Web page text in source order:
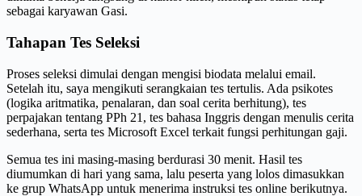
sebagai karyawan Gasi.
Tahapan Tes Seleksi
Proses seleksi dimulai dengan mengisi biodata melalui email.
Setelah itu, saya mengikuti serangkaian tes tertulis. Ada psikotes
(logika aritmatika, penalaran, dan soal cerita berhitung), tes
perpajakan tentang PPh 21, tes bahasa Inggris dengan menulis cerita
sederhana, serta tes Microsoft Excel terkait fungsi perhitungan gaji.
Semua tes ini masing-masing berdurasi 30 menit. Hasil tes
diumumkan di hari yang sama, lalu peserta yang lolos dimasukkan
ke grup WhatsApp untuk menerima instruksi tes online berikutnya.